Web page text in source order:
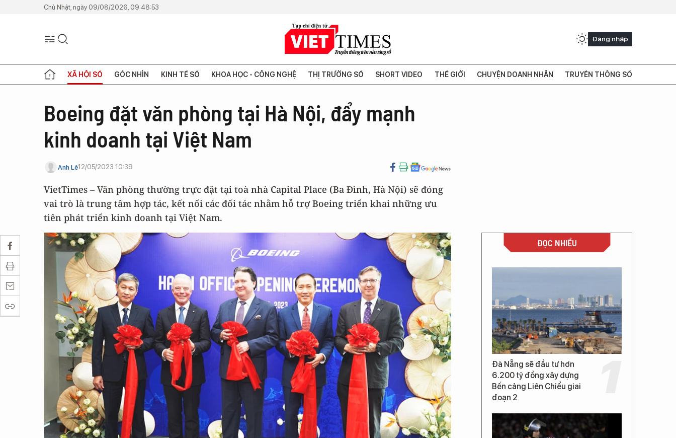
Chủ Nhật, ngày 09/08/2026, 09:48:53
Đăng nhập
XÃ HỘI SỐ GÓC NHÌN KINH TẾ SỐ KHOA HỌC - CÔNG NGHỆ THỊ TRƯỜNG SỐ SHORT VIDEO THẾ GIỚI CHUYỆN DOANH NHÂN TRUYỀN THÔNG SỐ
Boeing đặt văn phòng tại Hà Nội, đẩy mạnh
kinh doanh tại Việt Nam
Anh Lê12/05/2023 10:39
VietTimes – Văn phòng thường trực đặt tại toà nhà Capital Place (Ba Đình, Hà Nội) sẽ đóng
vai trò là trung tâm hợp tác, kết nối các đối tác nhằm hỗ trợ Boeing triển khai những ưu
tiên phát triển kinh doanh tại Việt Nam.
ĐỌC NHIỀU
Đà Nẵng sẽ đầu tư hơn
6.200 tỷ đồng xây dựng
Bến cảng Liên Chiểu giai
đoạn 2